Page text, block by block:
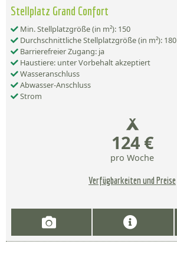
Stellplatz Grand Confort
Min. Stellplatzgröße (in m²): 150
Durchschnittliche Stellplatzgröße (in m²): 180
Barrierefreier Zugang: ja
Haustiere: unter Vorbehalt akzeptiert
Wasseranschluss
Abwasser-Anschluss
Strom
124 €
pro Woche
Verfügbarkeiten und Preise